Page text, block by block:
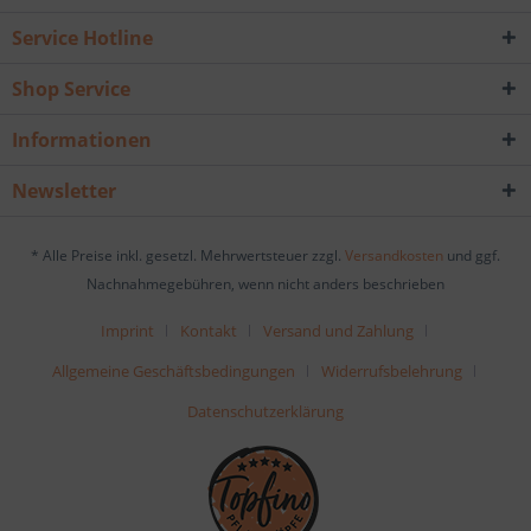
Service Hotline
Shop Service
Informationen
Newsletter
* Alle Preise inkl. gesetzl. Mehrwertsteuer zzgl. Versandkosten und ggf.
Nachnahmegebühren, wenn nicht anders beschrieben
Imprint Kontakt
Versand und Zahlung
Allgemeine Geschäftsbedingungen
Widerrufsbelehrung
Datenschutzerklärung